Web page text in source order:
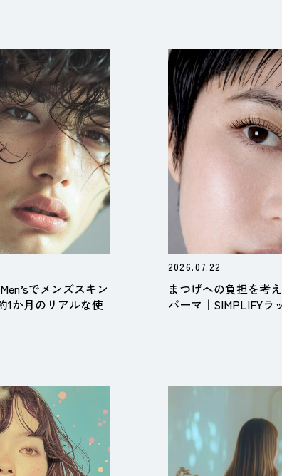
でメンズスキン
1か月のリアルな使
2026.07.22
まつげへの負担を考
パーマ｜SIMPLIFYラ